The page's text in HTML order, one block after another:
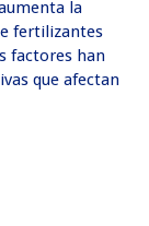
la
fertilizantes
factores han
que afectan